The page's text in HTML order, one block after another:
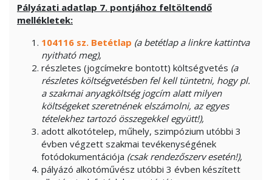
Pályázati adatlap 7. pontjához feltöltendő
mellékletek:
104116 sz. Betétlap (a betétlap a linkre kattintva
nyitható meg),
részletes (jogcímekre bontott) költségvetés (a
részletes költségvetésben fel kell tüntetni, hogy pl.
a szakmai anyagköltség jogcím alatt milyen
költségeket szeretnének elszámolni, az egyes
tételekhez tartozó összegekkel együtt!),
adott alkotótelep, műhely, szimpózium utóbbi 3
évben végzett szakmai tevékenységének
fotódokumentációja (csak rendezőszerv esetén!),
pályázó alkotóművész utóbbi 3 évben készített